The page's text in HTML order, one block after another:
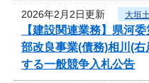
2026年2月2日更新 大垣
【建設関連業務】県河
部改良事業(債務)相川(
する一般競争入札公告